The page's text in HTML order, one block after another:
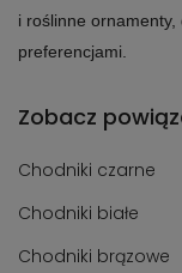
i roślinne
preferencjami.
Zobacz
Chodniki czarne
Chodniki białe
Chodniki brązowe